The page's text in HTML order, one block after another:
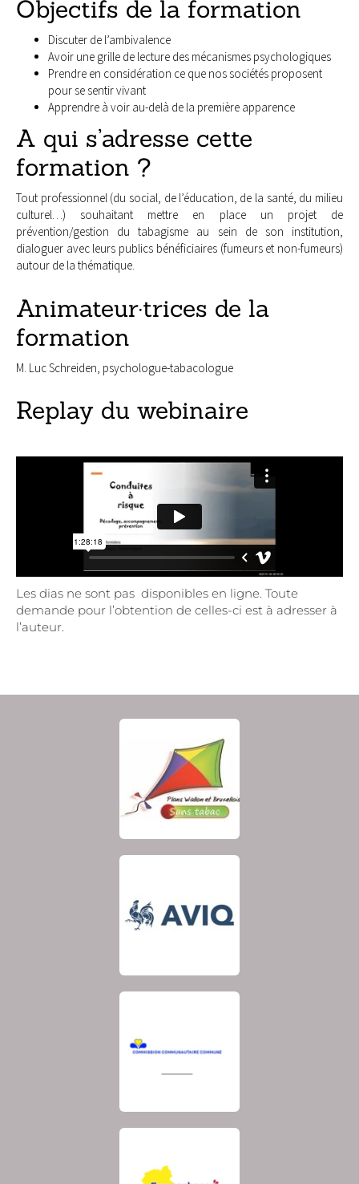
Objectifs de la formation
Discuter de l’ambivalence
Avoir une grille de lecture des mécanismes psychologiques
Prendre en considération ce que nos sociétés proposent
pour se sentir vivant
Apprendre à voir au-delà de la première apparence
A qui s’adresse cette
formation ?
Tout professionnel (du social, de l’éducation, de la santé, du milieu
culturel…) souhaitant mettre en place un projet de
prévention/gestion du tabagisme au sein de son institution,
dialoguer avec leurs publics bénéficiaires (fumeurs et non-fumeurs)
autour de la thématique.
Animateur·trices de la
formation
M. Luc Schreiden, psychologue-tabacologue
Replay du webinaire
Les dias ne sont pas disponibles en ligne. Toute
demande pour l’obtention de celles-ci est à adresser à
l’auteur.